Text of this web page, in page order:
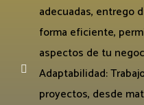
adecuadas, entrego
forma eficiente,
aspectos de tu
Adaptabilidad:
proyectos, desde